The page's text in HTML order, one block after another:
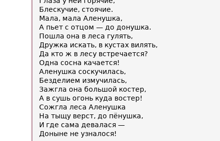
Блескучие, стоячие.
Мала, мала Аленушка,
А пьет с отцом — до донушка.
Пошла она в леса гулять,
Дружка искать, в кустах вилять,
Да кто ж в лесу встречается?
Одна сосна качается!
Аленушка соскучилась,
Безделием измучилась,
Зажгла она большой костер,
А в сушь огонь куда востер!
Сожгла леса Аленушка
На тыщу верст, до пёнушка,
И где сама девалася —
Доныне не узналося!